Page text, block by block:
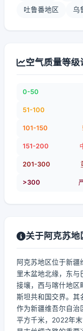
吐鲁番地区 乌
空气质量等级
0-50
51-100
101-150
151-200
201-300
>300
关于阿克苏地
阿克苏地区位于新
里木盆地北缘，东与
接壤，西与喀什地区
斯坦共和国交界。其
作为新疆维吾尔自治
平方千米，2022年